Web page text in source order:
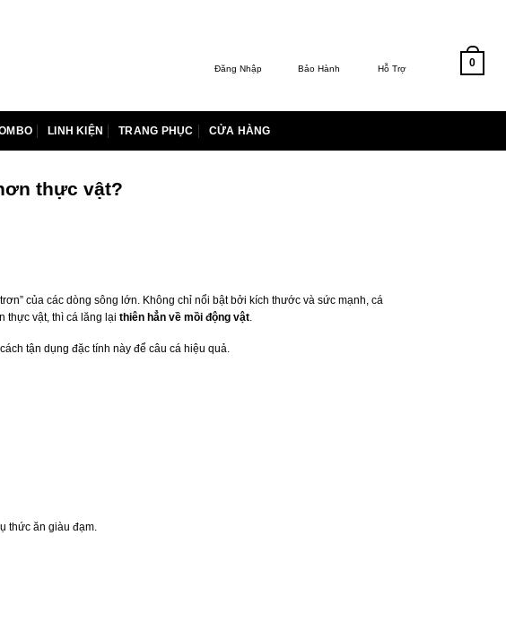
Đăng Nhập Bảo Hành Hỗ Trợ 0
LINH KIỆN TRANG PHỤC CỬA HÀNG
thực vật?
của các dòng sông lớn. Không chỉ nổi bật bởi kích thước và sức mạnh, cá
thực vật, thì cá lăng lại thiên hẳn về mồi động vật
tận dụng đặc tính này để câu cá hiệu quả.
thức ăn giàu đạm.